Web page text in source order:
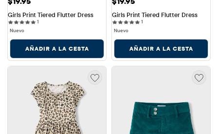
Girls Print Tiered Flutter Dress
11 reviews
Nuevo
AÑADIR A LA CESTA
Girls Print Tiered Flutter Dress
11 reviews
Nuevo
AÑADIR A LA CESTA